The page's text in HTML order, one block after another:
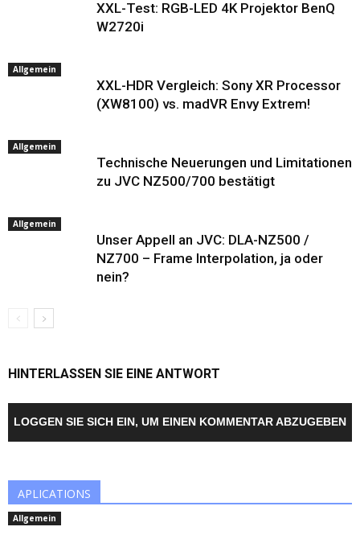
XXL-Test: RGB-LED 4K Projektor BenQ
W2720i
Allgemein
XXL-HDR Vergleich: Sony XR Processor
(XW8100) vs. madVR Envy Extrem!
Allgemein
Technische Neuerungen und Limitationen
zu JVC NZ500/700 bestätigt
Allgemein
Unser Appell an JVC: DLA-NZ500 /
NZ700 – Frame Interpolation, ja oder
nein?
HINTERLASSEN SIE EINE ANTWORT
LOGGEN SIE SICH EIN, UM EINEN KOMMENTAR ABZUGEBEN
APLICATIONS
Allgemein